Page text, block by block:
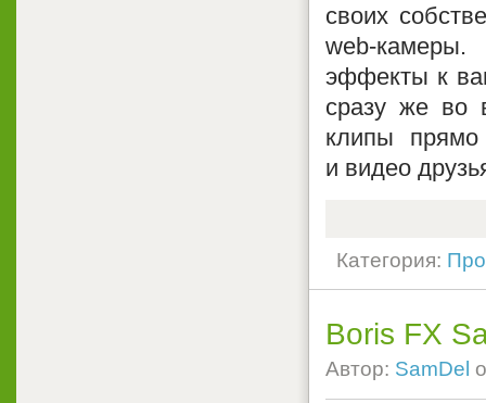
своих
web-камеры.
эффекты к
сразу же во
клипы
и видео
Категория:
Boris FX
Автор: SamDel